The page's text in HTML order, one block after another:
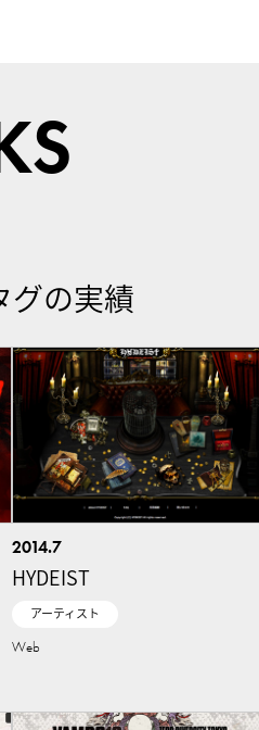
グの実績
2014.7
HYDEIST
アーティスト
Web